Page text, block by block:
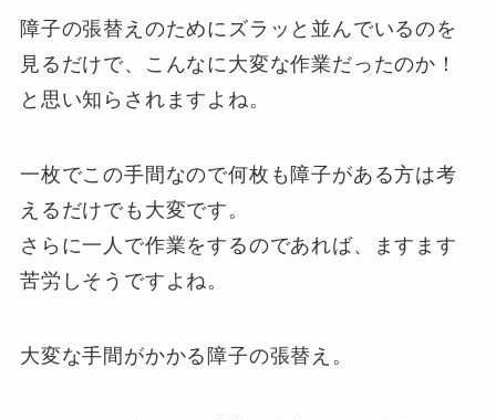
障子の張替えのためにズラッと並んでいるのを
見るだけで、こんなに大変な作業だったのか！
と思い知らされますよね。
一枚でこの手間なので何枚も障子がある方は考
えるだけでも大変です。
さらに一人で作業をするのであれば、ますます
苦労しそうですよね。
大変な手間がかかる障子の張替え。